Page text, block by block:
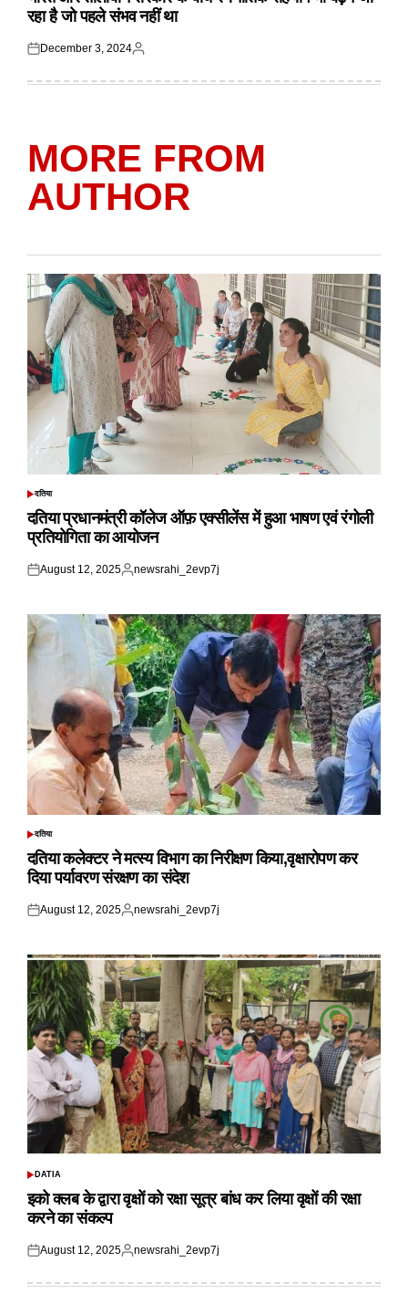
रहा है जो पहले संभव नहीं था
Posted
December 3, 2024
Posted
MORE FROM
AUTHOR
POSTED
दतिया
दतिया प्रधानमंत्री कॉलेज ऑफ़ एक्सीलेंस में हुआ भाषण एवं रंगोली
प्रतियोगिता का आयोजन
Posted
August 12, 2025
Posted
newsrahi_2evp7j
POSTED
दतिया
दतिया कलेक्टर ने मत्स्य विभाग का निरीक्षण किया,वृक्षारोपण कर
दिया पर्यावरण संरक्षण का संदेश
Posted
August 12, 2025
Posted
newsrahi_2evp7j
POSTED
DATIA
इको क्लब के द्वारा वृक्षों को रक्षा सूत्र बांध कर लिया वृक्षों की रक्षा
करने का संकल्प
Posted
August 12, 2025
Posted
newsrahi_2evp7j